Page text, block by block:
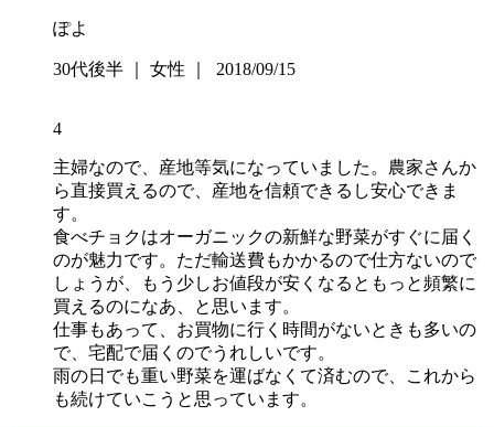
ぽよ
30代後半 ｜ 女性 ｜ 2018/09/15
4
主婦なので、産地等気になっていました。農家さんか
ら直接買えるので、産地を信頼できるし安心できま
す。
食べチョクはオーガニックの新鮮な野菜がすぐに届く
のが魅力です。ただ輸送費もかかるので仕方ないので
しょうが、もう少しお値段が安くなるともっと頻繁に
買えるのになあ、と思います。
仕事もあって、お買物に行く時間がないときも多いの
で、宅配で届くのでうれしいです。
雨の日でも重い野菜を運ばなくて済むので、これから
も続けていこうと思っています。